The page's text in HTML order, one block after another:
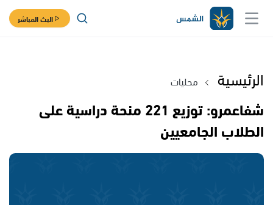
البث المباشر
الرئيسية محليات
شفاعمرو: توزيع 221 منحة دراسية على
الطلاب الجامعيين